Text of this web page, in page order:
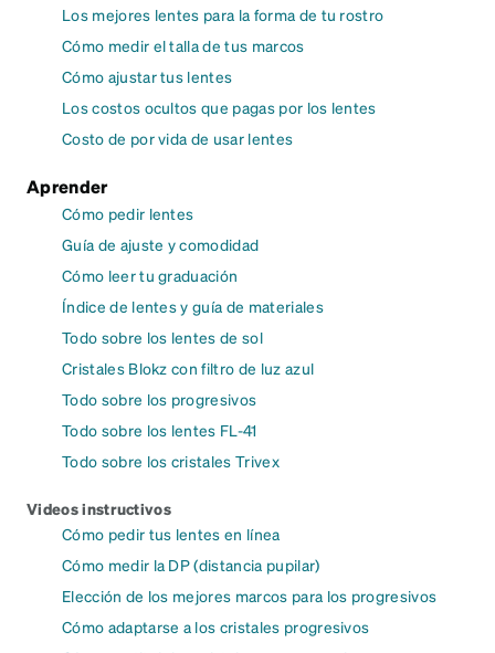
Los mejores lentes para la forma de tu rostro
Cómo medir el talla de tus marcos
Cómo ajustar tus lentes
Los costos ocultos que pagas por los lentes
Costo de por vida de usar lentes
Aprender
Cómo pedir lentes
Guía de ajuste y comodidad
Cómo leer tu graduación
Índice de lentes y guía de materiales
Todo sobre los lentes de sol
Cristales Blokz con filtro de luz azul
Todo sobre los progresivos
Todo sobre los lentes FL-41
Todo sobre los cristales Trivex
Videos instructivos
Cómo pedir tus lentes en línea
Cómo medir la DP (distancia pupilar)
Elección de los mejores marcos para los progresivos
Cómo adaptarse a los cristales progresivos